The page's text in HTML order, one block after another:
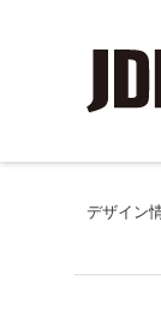
デザイン